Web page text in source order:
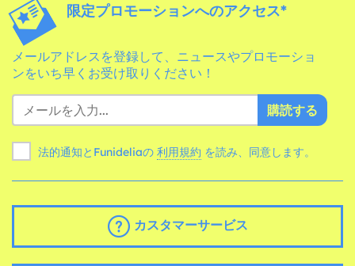
限定プロモーションへのアクセス*
メールアドレスを登録して、ニュースやプロモーショ
ンをいち早くお受け取りください！
購読する
法的通知とFunideliaの 利用規約 を読み、同意します。
カスタマーサービス